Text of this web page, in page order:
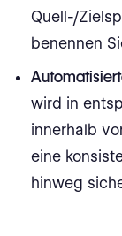
Quell-/
benennen
wird in
innerhalb
eine
hinweg